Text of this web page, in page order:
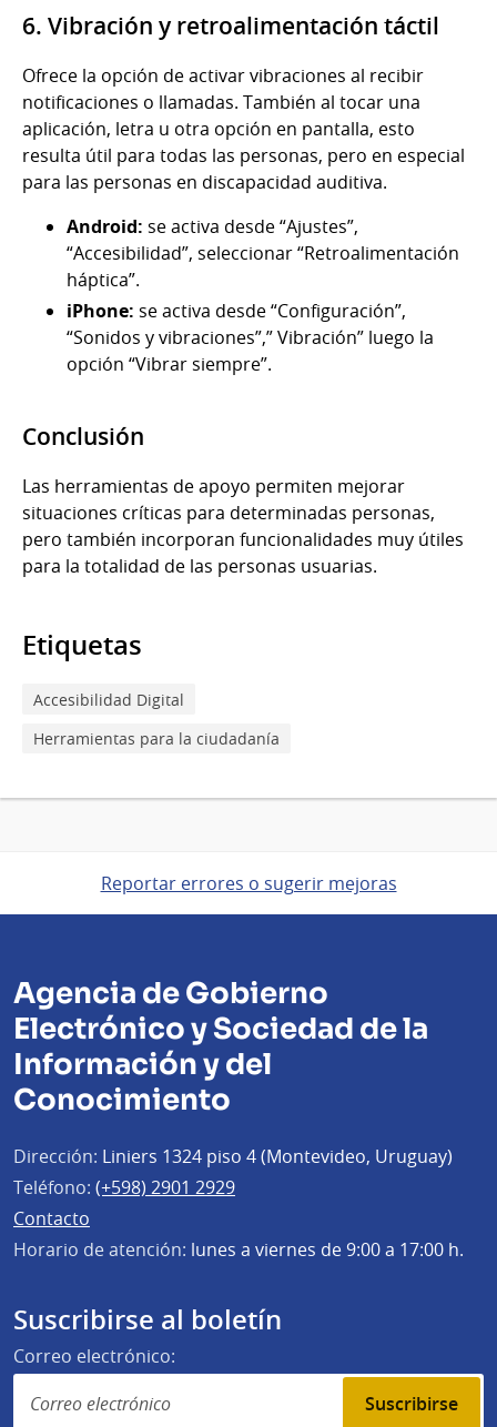
6. Vibración y retroalimentación táctil
Ofrece la opción de activar vibraciones al recibir
notificaciones o llamadas. También al tocar una
aplicación, letra u otra opción en pantalla, esto
resulta útil para todas las personas, pero en especial
para las personas en discapacidad auditiva.
Android: se activa desde “Ajustes”,
“Accesibilidad”, seleccionar “Retroalimentación
háptica”.
iPhone: se activa desde “Configuración”,
“Sonidos y vibraciones”,” Vibración” luego la
opción “Vibrar siempre”.
Conclusión
Las herramientas de apoyo permiten mejorar
situaciones críticas para determinadas personas,
pero también incorporan funcionalidades muy útiles
para la totalidad de las personas usuarias.
Etiquetas
Accesibilidad Digital
Herramientas para la ciudadanía
Reportar errores o sugerir mejoras
Agencia de Gobierno
Electrónico y Sociedad de la
Información y del
Conocimiento
Dirección: Liniers 1324 piso 4 (Montevideo, Uruguay)
Teléfono: (+598) 2901 2929
Contacto
Horario de atención: lunes a viernes de 9:00 a 17:00 h.
Suscribirse al boletín
Correo electrónico:
Suscribirse